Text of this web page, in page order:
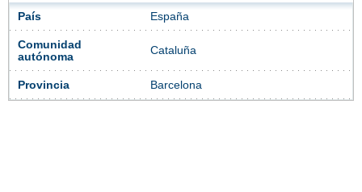
País España
Comunidad
autónoma
Cataluña
Provincia Barcelona